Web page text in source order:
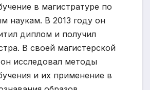
в магистратуре по
наукам. В 2013 году он
диплом и получил
В своей магистерской
исследовал методы
и их применение в